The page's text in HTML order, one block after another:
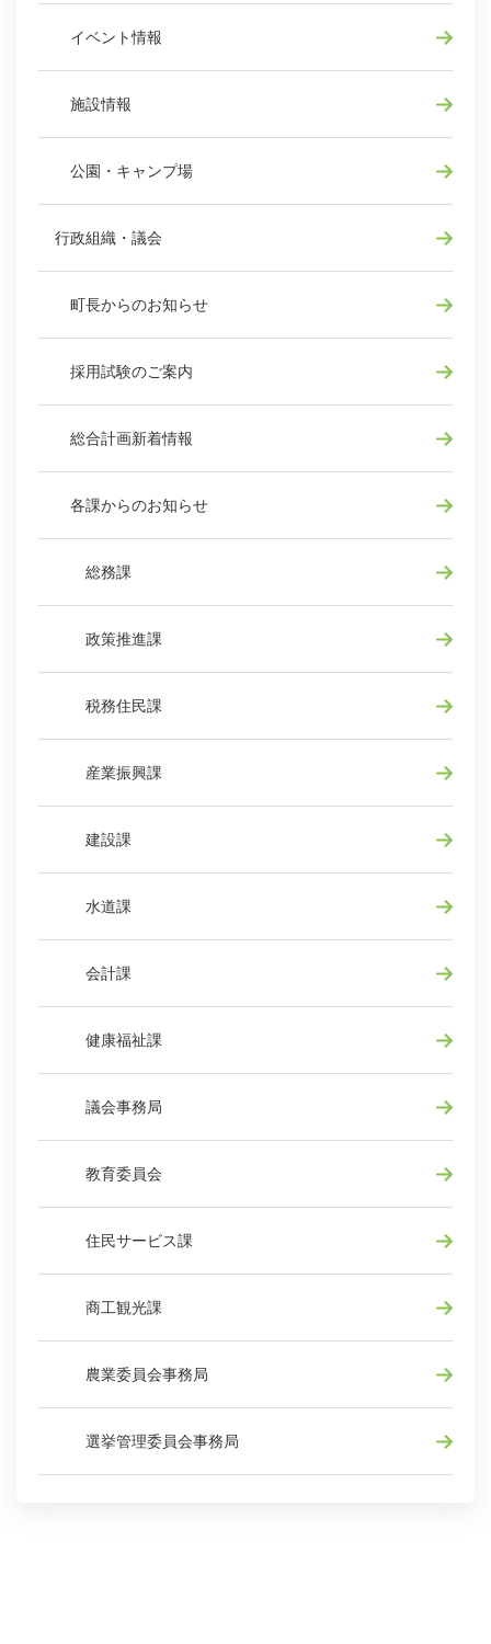
イベント情報
施設情報
公園・キャンプ場
行政組織・議会
町長からのお知らせ
採用試験のご案内
総合計画新着情報
各課からのお知らせ
総務課
政策推進課
税務住民課
産業振興課
建設課
水道課
会計課
健康福祉課
議会事務局
教育委員会
住民サービス課
商工観光課
農業委員会事務局
選挙管理委員会事務局